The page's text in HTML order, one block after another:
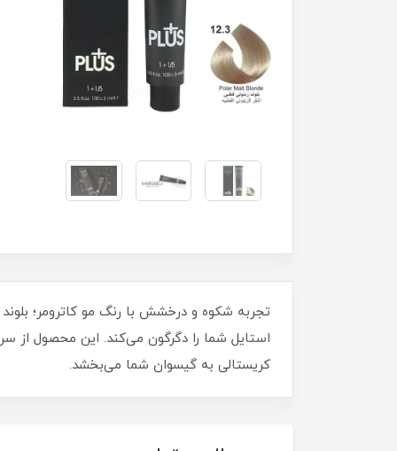
استایل شما را دگرگون می‌کند. این محصول از
کریستالی به گیسوان شما می‌بخشد.